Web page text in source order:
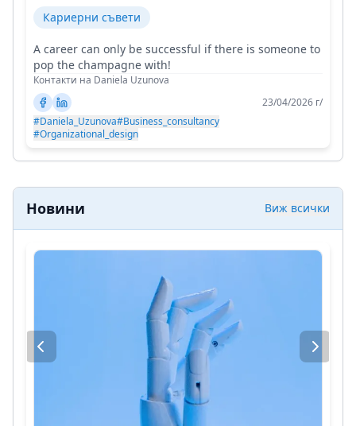
Кариерни съвети
A career can only be successful if there is someone to
pop the champagne with!
Контакти на Daniela Uzunova
23/04/2026 г/
#Daniela_Uzunova#Business_consultancy
#Organizational_design
Новини Виж всички